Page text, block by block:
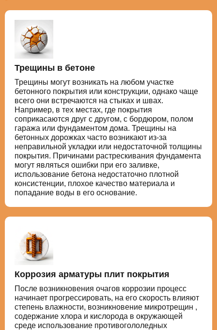
Трещины в бетоне
Трещины могут возникать на любом участке
бетонного покрытия или конструкции, однако чаще
всего они встречаются на стыках и швах.
Например, в тех местах, где покрытия
соприкасаются друг с другом, с бордюром, полом
гаража или фундаментом дома. Трещины на
бетонных дорожках часто возникают из-за
неправильной укладки или недостаточной толщины
покрытия. Причинами растрескивания фундамента
могут являться ошибки при его заливке,
использование бетона недостаточно плотной
консистенции, плохое качество материала и
попадание воды в его основание.
Коррозия арматуры плит покрытия
После возникновения очагов коррозии процесс
начинает прогрессировать, на его скорость влияют
степень влажности, возникновение микротрещин ,
содержание хлора и кислорода в окружающей
среде использование противогололедных